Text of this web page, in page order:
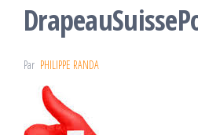
Par PHILIPPE RANDA